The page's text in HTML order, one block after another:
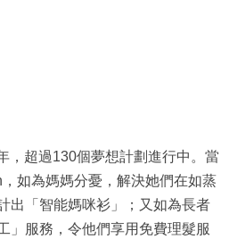
，超過130個夢想計劃進行中。當
如為媽媽分憂，解決她們在如蒸
出「智能媽咪衫」；又如為長者
」服務，令他們享用免費理髮服